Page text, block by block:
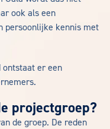
ook als een
persoonlijke kennis met
ontstaat er een
projectgroep?
de groep. De reden